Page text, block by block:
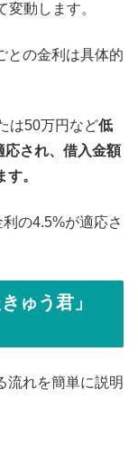
動します。
との金利は具体的
は50万円など低
応され、借入金額
。
の4.5%が適応さ
ゅう君」
流れを簡単に説明